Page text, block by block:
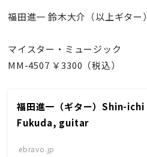
福田進一 鈴木大介（以上ギター）
マイスター・ミュージック
MM-4507 ￥3300（税込）
福田進一（ギター）Shin-ichi
Fukuda, guitar
ebravo.jp